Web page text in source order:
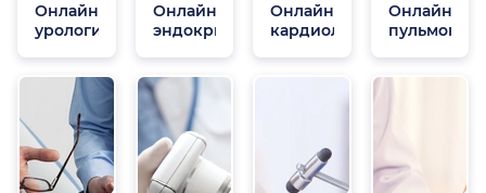
Онлайн
урологи
Онлайн
эндокринологи
Онлайн
кардиологи
Онлайн